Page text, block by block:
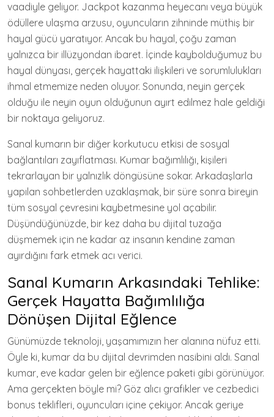
vaadiyle geliyor. Jackpot kazanma heyecanı veya büyük
ödüllere ulaşma arzusu, oyuncuların zihninde müthiş bir
hayal gücü yaratıyor. Ancak bu hayal, çoğu zaman
yalnızca bir illüzyondan ibaret. İçinde kaybolduğumuz bu
hayal dünyası, gerçek hayattaki ilişkileri ve sorumlulukları
ihmal etmemize neden oluyor. Sonunda, neyin gerçek
olduğu ile neyin oyun olduğunun ayırt edilmez hale geldiği
bir noktaya geliyoruz.
Sanal kumarın bir diğer korkutucu etkisi de sosyal
bağlantıları zayıflatması. Kumar bağımlılığı, kişileri
tekrarlayan bir yalnızlık döngüsüne sokar. Arkadaşlarla
yapılan sohbetlerden uzaklaşmak, bir süre sonra bireyin
tüm sosyal çevresini kaybetmesine yol açabilir.
Düşündüğünüzde, bir kez daha bu dijital tuzağa
düşmemek için ne kadar az insanın kendine zaman
ayırdığını fark etmek acı verici.
Sanal Kumarın Arkasındaki Tehlike:
Gerçek Hayatta Bağımlılığa
Dönüşen Dijital Eğlence
Günümüzde teknoloji, yaşamımızın her alanına nüfuz etti.
Öyle ki, kumar da bu dijital devrimden nasibini aldı. Sanal
kumar, eve kadar gelen bir eğlence paketi gibi görünüyor.
Ama gerçekten böyle mi? Göz alıcı grafikler ve cezbedici
bonus teklifleri, oyuncuları içine çekiyor. Ancak geriye